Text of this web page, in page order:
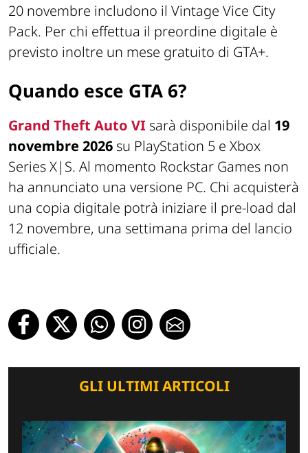
20 novembre includono il Vintage Vice City
Pack. Per chi effettua il preordine digitale è
previsto inoltre un mese gratuito di GTA+.
Quando esce GTA 6?
Grand Theft Auto VI sarà disponibile dal 19
novembre 2026 su PlayStation 5 e Xbox
Series X|S. Al momento Rockstar Games non
ha annunciato una versione PC. Chi acquisterà
una copia digitale potrà iniziare il pre-load dal
12 novembre, una settimana prima del lancio
ufficiale.
GLI ULTIMI ARTICOLI